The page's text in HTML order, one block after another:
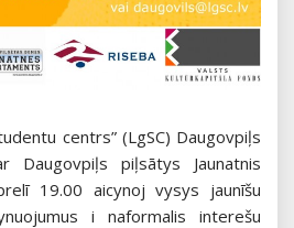
centrs” (LgSC) Daugovpiļs
Daugovpiļs piļsātys Jaunatnis
19.00 aicynoj vysys jaunīšu
i naformalis interešu